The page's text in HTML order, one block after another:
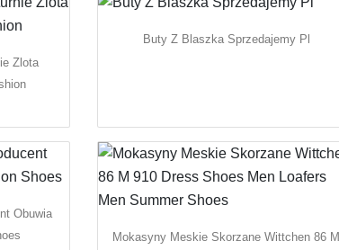
Zlota
Buty Z Blaszka Sprzedajemy Pl
Obuwia
Mokasyny Meskie Skorzane Wittchen 86 M